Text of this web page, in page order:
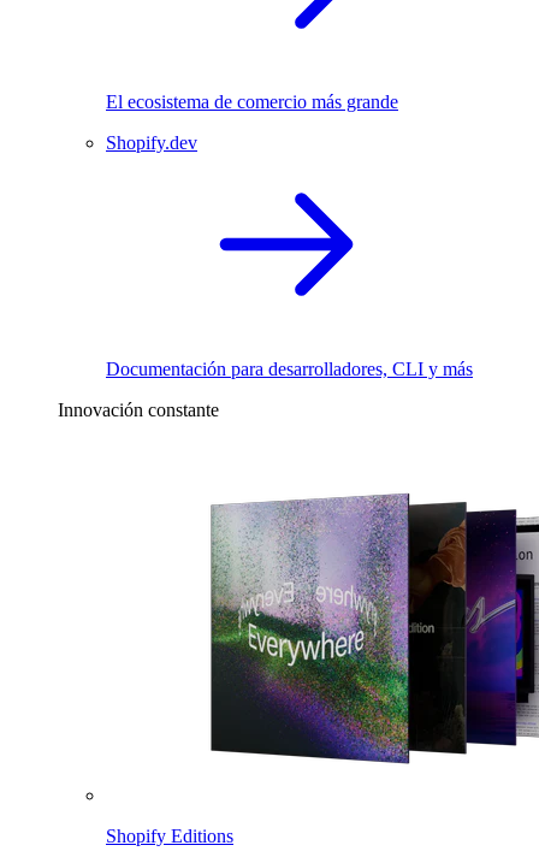
El ecosistema de comercio más grande
Shopify.dev
Documentación para desarrolladores, CLI y más
Innovación constante
Shopify Editions